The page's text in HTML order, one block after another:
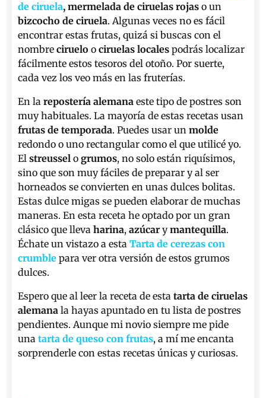
de ciruela, mermelada de ciruelas rojas o un
bizcocho de ciruela. Algunas veces no es fácil
encontrar estas frutas, quizá si buscas con el
nombreciruelo ociruelas locales podrás localizar
fácilmente estos tesoros del otoño. Por suerte,
cada vez los veo más en las fruterías.
En larepostería alemana este tipo de postres son
muy habituales. La mayoría de estas recetas usan
frutas de temporada. Puedes usar unmolde
redondo o uno rectangular como el que utilicé yo.
Elstreussel ogrumos, no solo están riquísimos,
sino que son muy fáciles de preparar y al ser
horneados se convierten en unas dulces bolitas.
Estas dulce migas se pueden elaborar de muchas
maneras. En esta receta he optado por un gran
clásico que llevaharina,azúcar ymantequilla.
Échate un vistazo a estaTarta de cerezas con
crumble para ver otra versión de estos grumos
dulces.
Espero que al leer la receta de estatarta de ciruelas
alemana la hayas apuntado en tu lista de postres
pendientes. Aunque mi novio siempre me pide
unatarta de queso con frutas, a mí me encanta
sorprenderle con estas recetas únicas y curiosas.